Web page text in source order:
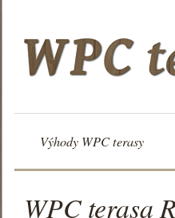
Výhody WPC terasy
WPC terasa